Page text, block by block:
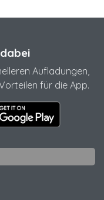
Aufladungen,
für die App.